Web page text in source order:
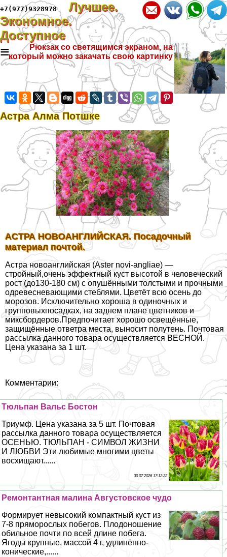
+7(977)9328978
Лучшее.
Экономное.
Доступное
≡
Рюкзак со светящимся экраном, на
который можно закачать свою картинку
Астра Алма Потшке
АСТРА НОВОАНГЛИЙСКАЯ. Посадочный
материал почтой.
Астра новоанглийская (Aster novi-angliae) —
стройный,очень эффектный куст высотой в человеческий
рост (до130-180 см) с опушёнными толстыми и прочными
одревесневающими стeблями. Цветёт всю осень до
морозов. Исключительно хороша в одиночных и
групповыхпосадках, на заднем плане цветников и
миксбордеров.Предпочитает хорошо освещённые,
защищённые ответра места, выносит полутень. Почтовая
рассылка данного товара осуществляется ВЕСНОЙ.
Цена указана за 1 шт.
Комментарии:
Тюльпан Вальс Бостон
Триумф. Цена указана за 5 шт. Почтовая
рассылка данного товара осуществляется
ОСЕНЬЮ. ТЮЛЬПАН - СИМВОЛ ЖИЗНИ
И ЛЮБВИ Эти любимые многими цветы
восхищают......
30 07 2026 17:12:32
Ремонтантная малина Августовское чудо
Формирует невысокий компактный куст из
7-8 пряморослых побегов. Плодоношение
обильное почти по всей длине побега.
Ягоды крупные, массой 4 г, удлинённо-
конические,......